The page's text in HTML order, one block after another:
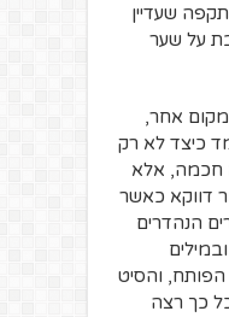
שעדיין
על שער
אחר,
כיצד לא רק
חכמה, אלא
דווקא כאשר
הנהדרים
ובמילים
והסיט
כך רצה